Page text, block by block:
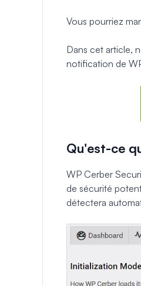
Vous pourriez
Dans cet article,
notification de
Qu'est-ce
WP Cerber
de sécurité
détectera